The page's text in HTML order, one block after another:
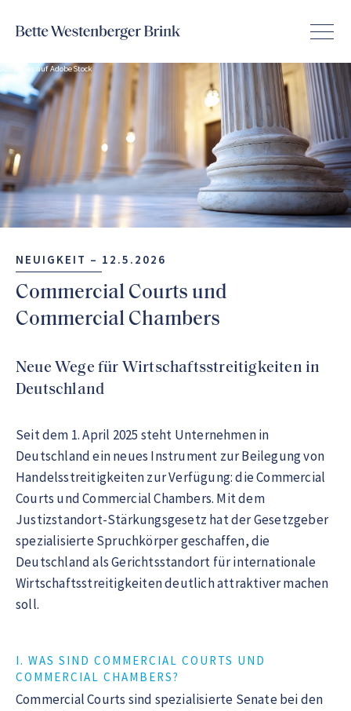
Johannes auf AdobeStock
NEUIGKEIT – 12.5.2026
Commercial Courts und
Commercial Chambers
Neue Wege für Wirtschaftsstreitigkeiten in
Deutschland
Seit dem 1. April 2025 steht Unternehmen in
Deutschland ein neues Instrument zur Beilegung von
Handelsstreitigkeiten zur Verfügung: die Commercial
Courts und Commercial Chambers. Mit dem
Justizstandort-Stärkungsgesetz hat der Gesetzgeber
spezialisierte Spruchkörper geschaffen, die
Deutschland als Gerichtsstandort für internationale
Wirtschaftsstreitigkeiten deutlich attraktiver machen
soll.
I. WAS SIND COMMERCIAL COURTS UND
COMMERCIAL CHAMBERS?
Commercial Courts sind spezialisierte Senate bei den